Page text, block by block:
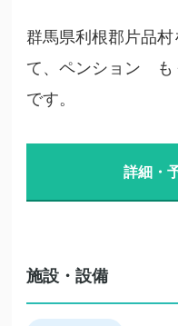
群馬県利根郡片品
て、ペンション も
です。
詳細・
施設・設備